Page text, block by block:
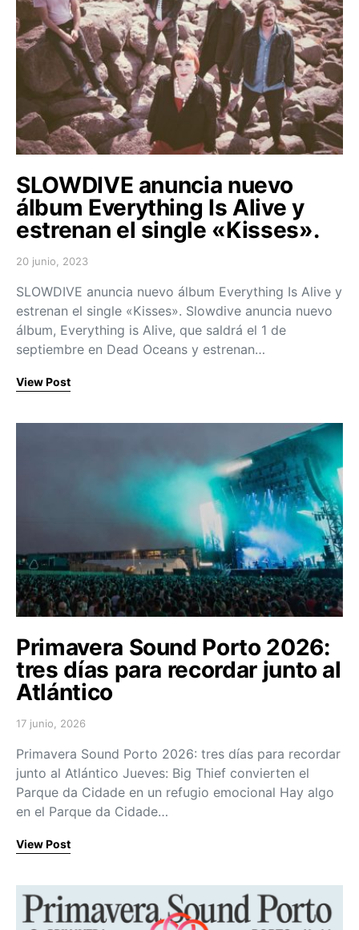
SLOWDIVE anuncia nuevo
álbum Everything Is Alive y
estrenan el single «Kisses».
Posted on
20 junio, 2023
SLOWDIVE anuncia nuevo álbum Everything Is Alive y
estrenan el single «Kisses». Slowdive anuncia nuevo
álbum, Everything is Alive, que saldrá el 1 de
septiembre en Dead Oceans y estrenan…
View Post
Primavera Sound Porto 2026:
tres días para recordar junto al
Atlántico
Posted on
17 junio, 2026
Primavera Sound Porto 2026: tres días para recordar
junto al Atlántico Jueves: Big Thief convierten el
Parque da Cidade en un refugio emocional Hay algo
en el Parque da Cidade…
View Post